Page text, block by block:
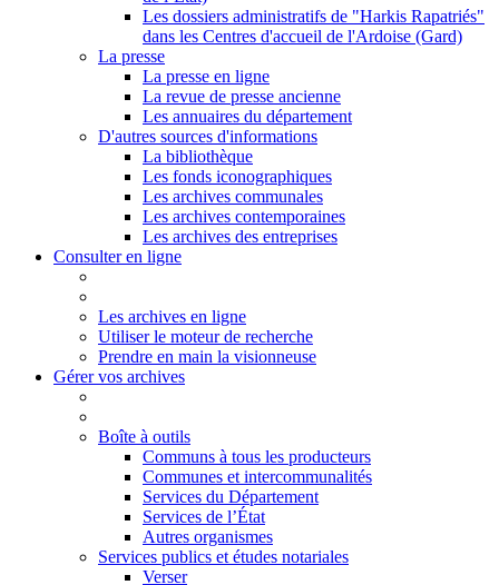
Les dossiers administratifs de "Harkis Rapatriés"
dans les Centres d'accueil de l'Ardoise (Gard)
La presse
La presse en ligne
La revue de presse ancienne
Les annuaires du département
D'autres sources d'informations
La bibliothèque
Les fonds iconographiques
Les archives communales
Les archives contemporaines
Les archives des entreprises
Consulter en ligne
Les archives en ligne
Utiliser le moteur de recherche
Prendre en main la visionneuse
Gérer vos archives
Boîte à outils
Communs à tous les producteurs
Communes et intercommunalités
Services du Département
Services de l’État
Autres organismes
Services publics et études notariales
Verser